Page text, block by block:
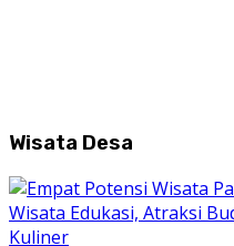
Wisata Desa